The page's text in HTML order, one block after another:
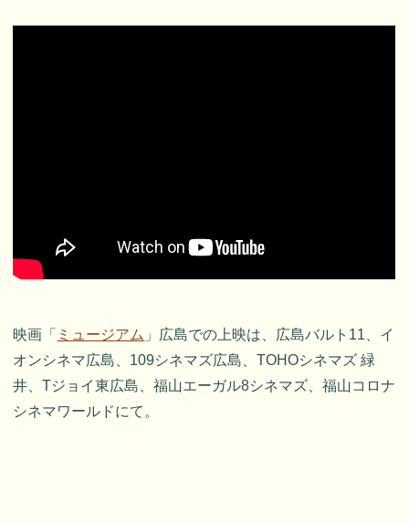
映画「 ミュージアム 」広島での上映は、広島バルト11、イ
オンシネマ広島、109シネマズ広島、TOHOシネマズ 緑
井、Tジョイ東広島、福山エーガル8シネマズ、福山コロナ
シネマワールドにて。